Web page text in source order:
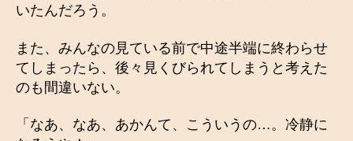
いたんだろう。
また、みんなの見ている前で中途半端に終わらせ
てしまったら、後々見くびられてしまうと考えた
のも間違いない。
「なあ、なあ、あかんて、こういうの…。冷静に